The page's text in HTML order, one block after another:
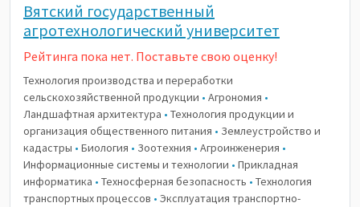
Вятский государственный
агротехнологический университет
Рейтинга пока нет. Поставьте свою оценку!
Технология производства и переработки
сельскохозяйственной продукции • Агрономия •
Ландшафтная архитектура • Технология продукции и
организация общественного питания • Землеустройство и
кадастры • Биология • Зоотехния • Агроинженерия •
Информационные системы и технологии • Прикладная
информатика • Техносферная безопасность • Технология
транспортных процессов • Эксплуатация транспортно-